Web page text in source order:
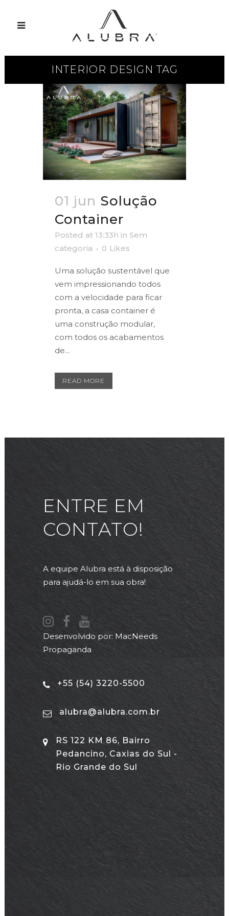
INTERIOR DESIGN TAG
01 jun Solução
Container
Posted at 13:33h in Sem
categoria
0 Likes
Uma solução sustentável que
vem impressionando todos
com a velocidade para ficar
pronta, a casa container é
uma construção modular,
com todos os acabamentos
de...
READ MORE
ENTRE EM
CONTATO!
A equipe Alubra está à disposição
para ajudá-lo em sua obra!
Desenvolvido por: MacNeeds
Propaganda
+55 (54) 3220-5500
alubra@alubra.com.br
RS 122 KM 86, Bairro
Pedancino, Caxias do Sul -
Rio Grande do Sul